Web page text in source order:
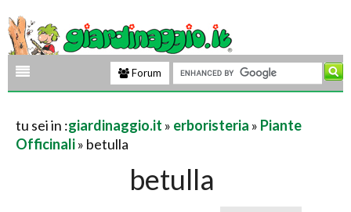
Forum
tu sei in :giardinaggio.it » erboristeria » Piante
Officinali» betulla
betulla